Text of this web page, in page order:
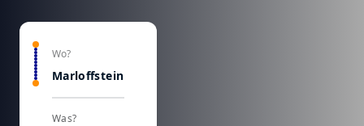
Wo?
Marloffstein
Was?